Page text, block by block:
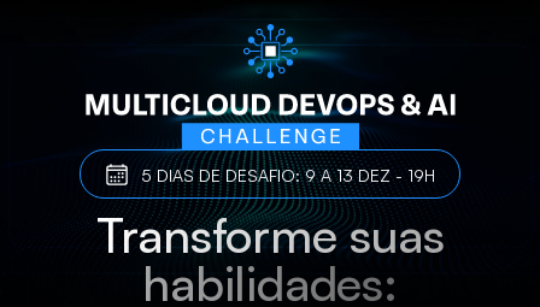
5 DIAS DE DESAFIO: 9 A 13 DEZ - 19H
Transforme suas
habilidades: